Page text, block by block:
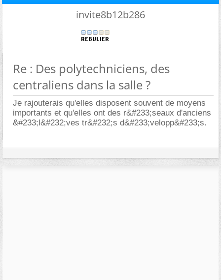
invite8b12b286
Re : Des polytechniciens, des
centraliens dans la salle ?
Je rajouterais qu'elles disposent souvent de moyens
importants et qu'elles ont des r&#233;seaux d'anciens
&#233;l&#232;ves tr&#232;s d&#233;velopp&#233;s.